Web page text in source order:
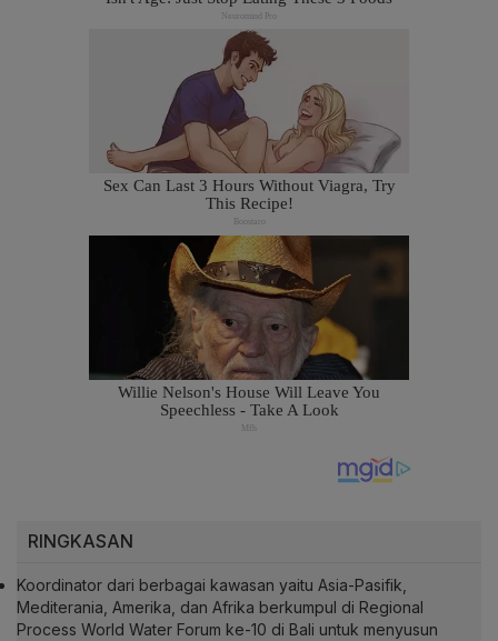
RINGKASAN
Koordinator dari berbagai kawasan yaitu Asia-Pasifik,
Mediterania, Amerika, dan Afrika berkumpul di Regional
Process World Water Forum ke-10 di Bali untuk menyusun